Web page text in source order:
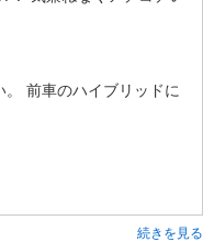
前車のハイブリッドに
続きを見る